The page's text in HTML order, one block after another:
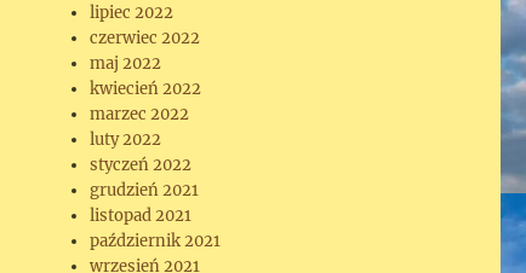
lipiec 2022
czerwiec 2022
maj 2022
kwiecień 2022
marzec 2022
luty 2022
styczeń 2022
grudzień 2021
listopad 2021
październik 2021
wrzesień 2021